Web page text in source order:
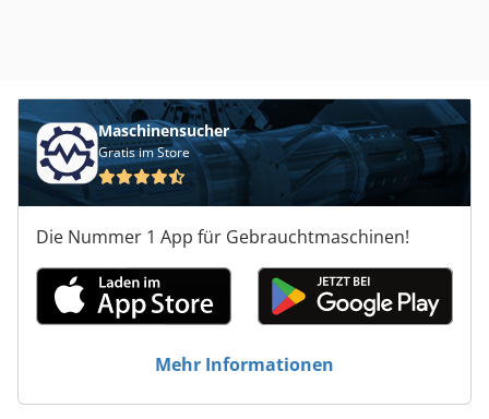
Maschinensucher
Gratis im Store
Die Nummer 1 App für Gebrauchtmaschinen!
Mehr Informationen